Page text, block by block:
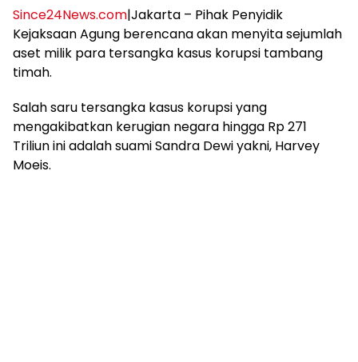
Since24News.com|Jakarta – Pihak Penyidik
Kejaksaan Agung berencana akan menyita sejumlah
aset milik para tersangka kasus korupsi tambang
timah.
Salah saru tersangka kasus korupsi yang
mengakibatkan kerugian negara hingga Rp 271
Triliun ini adalah suami Sandra Dewi yakni, Harvey
Moeis.